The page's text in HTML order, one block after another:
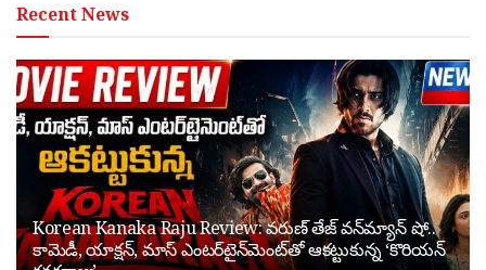
Recent News
Korean Kanaka Raju Review: వరుణ్ తేజ్ వన్‌మ్యాన్ షో..
కామెడీ, యాక్షన్, మాస్ ఎంటర్‌టైన్‌మెంట్‌తో ఆకట్టుకున్న ‘కొరియన్